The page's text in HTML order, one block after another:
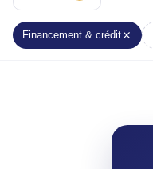
Financement & crédit